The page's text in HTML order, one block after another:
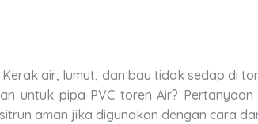
Kerak air, lumut, dan bau tidak sedap di
untuk pipa PVC toren Air?
aman jika digunakan dengan cara